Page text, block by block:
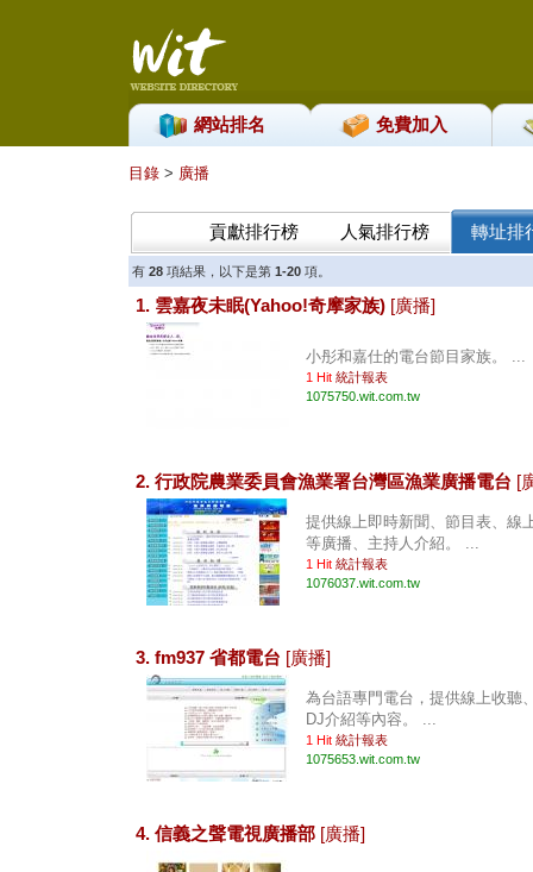
網站排名 免費加入
目錄 > 廣播
貢獻排行榜 人氣排行榜 轉址排
有 28 項結果，以下是第 1-20項。
1. 雲嘉夜未眠(Yahoo!奇摩家族) [廣播]
小彤和嘉仕的電台節目家族。 ...
1 Hit 統計報表
1075750.wit.com.tw
2. 行政院農業委員會漁業署台灣區漁業廣播電台 [
提供線上即時新聞、節目表、線
等廣播、主持人介紹。 ...
1 Hit 統計報表
1076037.wit.com.tw
3. fm937 省都電台 [廣播]
為台語專門電台，提供線上收聽
DJ介紹等內容。 ...
1 Hit 統計報表
1075653.wit.com.tw
4. 信義之聲電視廣播部 [廣播]